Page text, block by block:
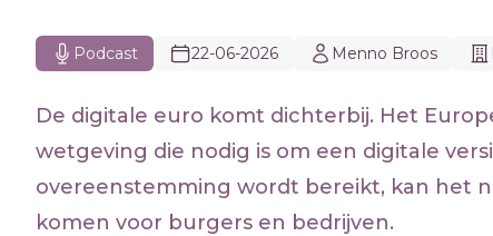
Podcast 22-06-2026 Menno Broos
De digitale euro komt dichterbij. Het
wetgeving die nodig is om een digitale
overeenstemming wordt bereikt, kan het
komen voor burgers en bedrijven.